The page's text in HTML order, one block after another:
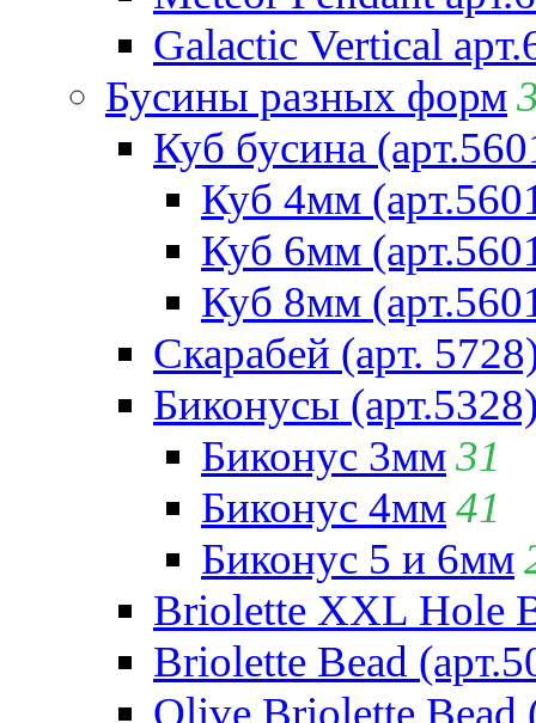
Galactic Vertical
Бусины разных форм
Куб бусина
Куб 4мм
Куб 6мм
Куб 8мм
Скарабей (арт.
Биконусы
Биконус 3мм31
Биконус 4мм41
Биконус 5 и 6мм
Briolette XXL Hole
Briolette Bead
Olive Briolette Bead